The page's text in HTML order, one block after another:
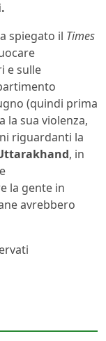
spiegato il Times
e sulle
(quindi prima
la sua violenza,
riguardanti la
, in
la gente in
avrebbero